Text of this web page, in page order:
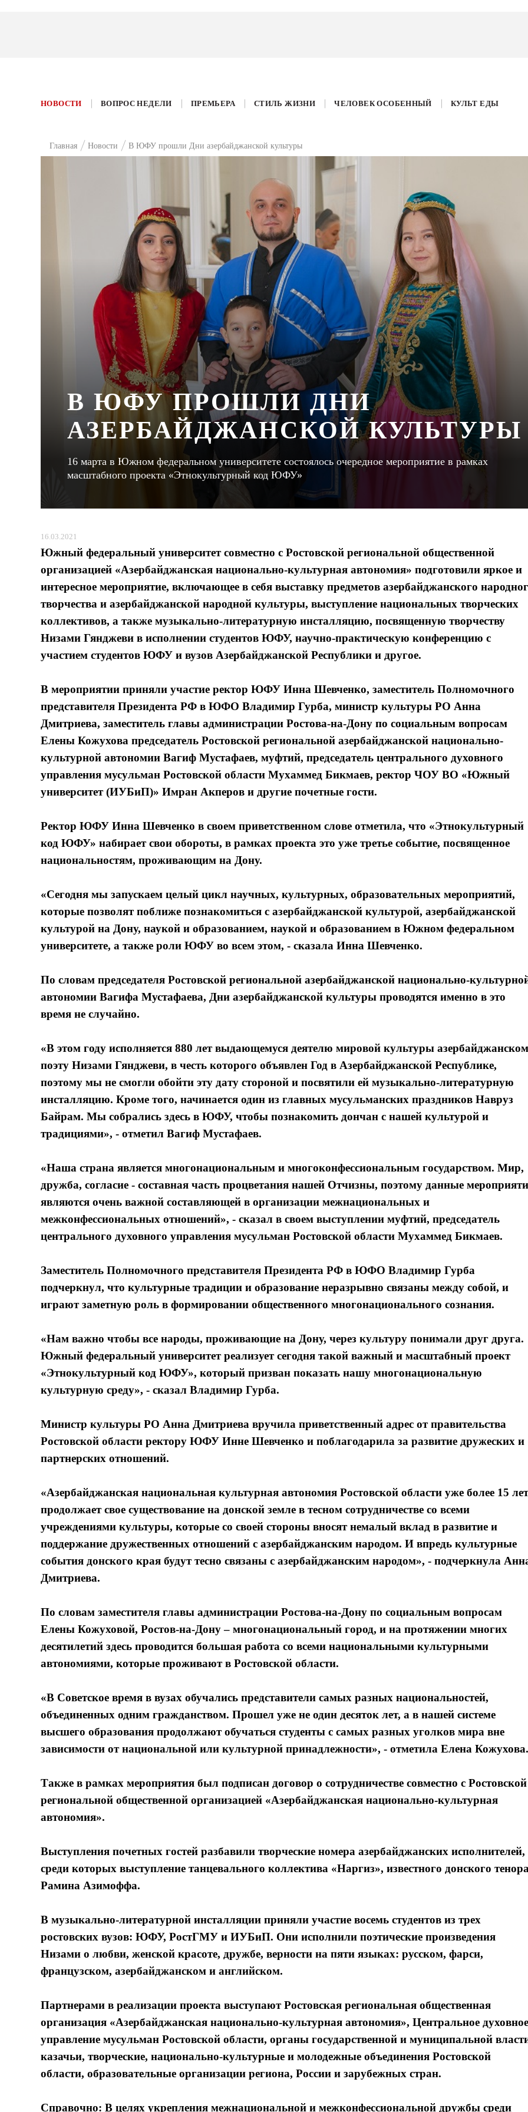
НОВОСТИ ВОПРОС НЕДЕЛИ ПРЕМЬЕРА СТИЛЬ ЖИЗНИ ЧЕЛОВЕК ОСОБЕННЫЙ КУЛЬТ ЕДЫ
Главная Новости В ЮФУ прошли Дни азербайджанской культуры
В ЮФУ ПРОШЛИ ДНИ
АЗЕРБАЙДЖАНСКОЙ КУЛЬТУРЫ
16 марта в Южном федеральном университете состоялось очередное мероприятие в рамках
масштабного проекта «Этнокультурный код ЮФУ»
16.03.2021
Южный федеральный университет совместно с Ростовской региональной общественной
организацией «Азербайджанская национально-культурная автономия» подготовили яркое и
интересное мероприятие, включающее в себя выставку предметов азербайджанского
творчества и азербайджанской народной культуры, выступление национальных творческих
коллективов, а также музыкально-литературную инсталляцию, посвященную творчеству
Низами Гянджеви в исполнении студентов ЮФУ, научно-практическую конференцию с
участием студентов ЮФУ и вузов Азербайджанской Республики и другое.
В мероприятии приняли участие ректор ЮФУ Инна Шевченко, заместитель Полномочного
представителя Президента РФ в ЮФО Владимир Гурба, министр культуры РО Анна
Дмитриева, заместитель главы администрации Ростова-на-Дону по социальным вопросам
Елены Кожухова председатель Ростовской региональной азербайджанской национально-
культурной автономии Вагиф Мустафаев, муфтий, председатель центрального духовного
управления мусульман Ростовской области Мухаммед Бикмаев, ректор ЧОУ ВО «Южный
университет (ИУБиП)» Имран Акперов и другие почетные гости.
Ректор ЮФУ Инна Шевченко в своем приветственном слове отметила, что «Этнокультурный
код ЮФУ» набирает свои обороты, в рамках проекта это уже третье событие, посвященное
национальностям, проживающим на Дону.
«Сегодня мы запускаем целый цикл научных, культурных, образовательных мероприятий,
которые позволят поближе познакомиться с азербайджанской культурой, азербайджанской
культурой на Дону, наукой и образованием, наукой и образованием в Южном федеральном
университете, а также роли ЮФУ во всем этом, - сказала Инна Шевченко.
По словам председателя Ростовской региональной азербайджанской национально-
автономии Вагифа Мустафаева, Дни азербайджанской культуры проводятся именно в это
время не случайно.
«В этом году исполняется 880 лет выдающемуся деятелю мировой культуры
поэту Низами Гянджеви, в честь которого объявлен Год в Азербайджанской Республике,
поэтому мы не смогли обойти эту дату стороной и посвятили ей музыкально-литературную
инсталляцию. Кроме того, начинается один из главных мусульманских праздников Навруз
Байрам. Мы собрались здесь в ЮФУ, чтобы познакомить дончан с нашей культурой и
традициями», - отметил Вагиф Мустафаев.
«Наша страна является многонациональным и многоконфессиональным государством. Мир,
дружба, согласие - составная часть процветания нашей Отчизны, поэтому данные
являются очень важной составляющей в организации межнациональных и
межконфессиональных отношений», - сказал в своем выступлении муфтий, председатель
центрального духовного управления мусульман Ростовской области Мухаммед Бикмаев.
Заместитель Полномочного представителя Президента РФ в ЮФО Владимир Гурба
подчеркнул, что культурные традиции и образование неразрывно связаны между собой, и
играют заметную роль в формировании общественного многонационального сознания.
«Нам важно чтобы все народы, проживающие на Дону, через культуру понимали друг друга.
Южный федеральный университет реализует сегодня такой важный и масштабный проект
«Этнокультурный код ЮФУ», который призван показать нашу многонациональную
культурную среду», - сказал Владимир Гурба.
Министр культуры РО Анна Дмитриева вручила приветственный адрес от правительства
Ростовской области ректору ЮФУ Инне Шевченко и поблагодарила за развитие дружеских и
партнерских отношений.
«Азербайджанская национальная культурная автономия Ростовской области уже более 15 лет
продолжает свое существование на донской земле в тесном сотрудничестве со всеми
учреждениями культуры, которые со своей стороны вносят немалый вклад в развитие и
поддержание дружественных отношений с азербайджанским народом. И впредь культурные
события донского края будут тесно связаны с азербайджанским народом», - подчеркнула
Дмитриева.
По словам заместителя главы администрации Ростова-на-Дону по социальным вопросам
Елены Кожуховой, Ростов-на-Дону – многонациональный город, и на протяжении многих
десятилетий здесь проводится большая работа со всеми национальными культурными
автономиями, которые проживают в Ростовской области.
«В Советское время в вузах обучались представители самых разных национальностей,
объединенных одним гражданством. Прошел уже не один десяток лет, а в нашей системе
высшего образования продолжают обучаться студенты с самых разных уголков мира вне
зависимости от национальной или культурной принадлежности», - отметила Елена Кожухова.
Также в рамках мероприятия был подписан договор о сотрудничестве совместно с Ростовской
региональной общественной организацией «Азербайджанская национально-культурная
автономия».
Выступления почетных гостей разбавили творческие номера азербайджанских исполнителей,
среди которых выступление танцевального коллектива «Наргиз», известного донского
Рамина Азимоффа.
В музыкально-литературной инсталляции приняли участие восемь студентов из трех
ростовских вузов: ЮФУ, РостГМУ и ИУБиП. Они исполнили поэтические произведения
Низами о любви, женской красоте, дружбе, верности на пяти языках: русском, фарси,
французском, азербайджанском и английском.
Партнерами в реализации проекта выступают Ростовская региональная общественная
организация «Азербайджанская национально-культурная автономия», Центральное духовное
управление мусульман Ростовской области, органы государственной и муниципальной
казачьи, творческие, национально-культурные и молодежные объединения Ростовской
области, образовательные организации региона, России и зарубежных стран.
Справочно: В целях укрепления межнациональной и межконфессиональной дружбы среди
Я согласен сполитикой конфиденциальности и защиты
Я согласен сполитикой конфиденциальности и защиты